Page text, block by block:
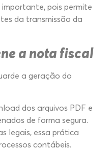
pois permite
da transmissão da
a nota fiscal
a geração do
dos arquivos PDF e
de forma segura.
legais, essa prática
contábeis.